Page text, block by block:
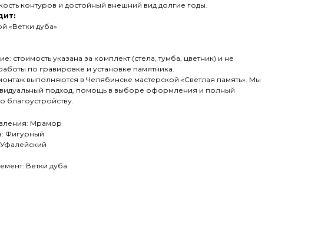
контуров и достойный внешний вид долгие годы.
«Ветки дуба»
стоимость указана за комплект (стела, тумба, цветник) и не
по гравировке и установке памятника.
выполняются в Челябинске мастерской «Светлая память». Мы
подход, помощь в выборе оформления и полный
благоустройству.
Мрамор
Фигурный
Ветки дуба